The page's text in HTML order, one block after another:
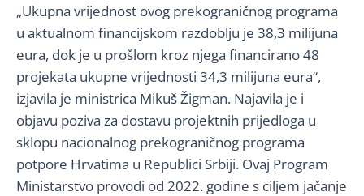
„Ukupna vrijednost ovog prekograničnog programa
u aktualnom financijskom razdoblju je 38,3 milijuna
eura, dok je u prošlom kroz njega financirano 48
projekata ukupne vrijednosti 34,3 milijuna eura“,
izjavila je ministrica Mikuš Žigman. Najavila je i
objavu poziva za dostavu projektnih prijedloga u
sklopu nacionalnog prekograničnog programa
potpore Hrvatima u Republici Srbiji. Ovaj Program
Ministarstvo provodi od 2022. godine s ciljem jačanje